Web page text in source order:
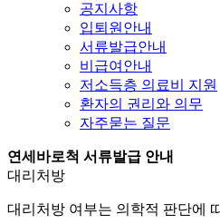
공지사항
입퇴원안내
서류발급안내
비급여안내
저소득층 의료비 지원
환자의 권리와 의무
자주묻는 질문
연세바로척 서류발급 안내
대리처방
대리처방 여부는 의학적 판단에